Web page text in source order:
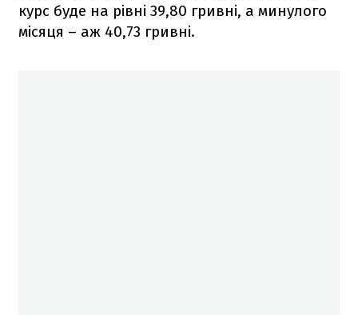
курс буде на рівні 39,80 гривні, а минулого
місяця – аж 40,73 гривні.